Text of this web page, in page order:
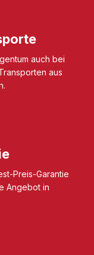
auch bei
aus
Preis-Garantie
Angebot in